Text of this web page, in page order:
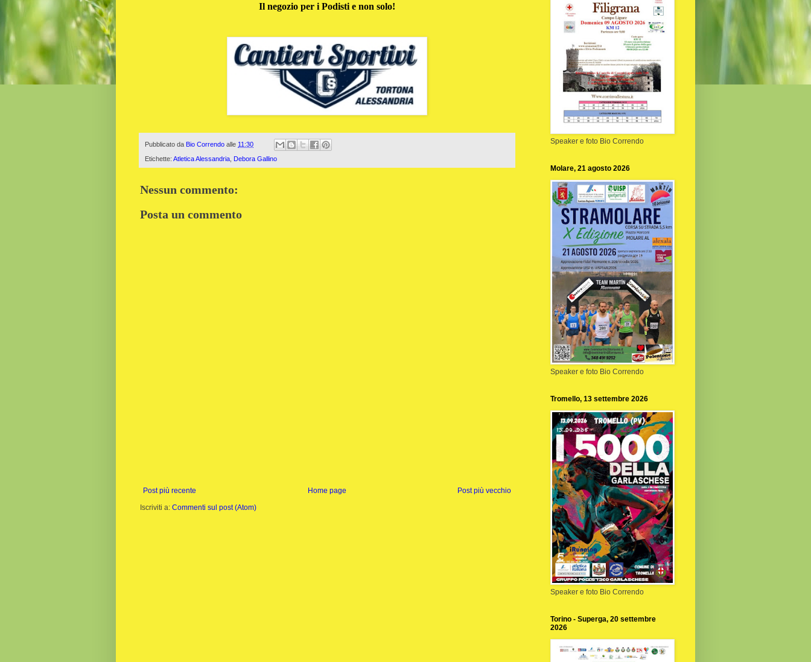
Il negozio per i Podisti e non solo!
Pubblicato da Bio Correndo alle 11:30
Etichette: Atletica Alessandria Debora Gallino
Nessun commento:
Posta un commento
Post più recente Post più vecchio
Home page
Iscriviti a: Commenti sul post (Atom)
Speaker e foto Bio Correndo
Molare, 21 agosto 2026
Speaker e foto Bio Correndo
Tromello, 13 settembre 2026
Speaker e foto Bio Correndo
Torino - Superga, 20 settembre
2026